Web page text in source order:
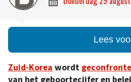
Lees
Zuid-Korea wordt
van het geboortecijfer en